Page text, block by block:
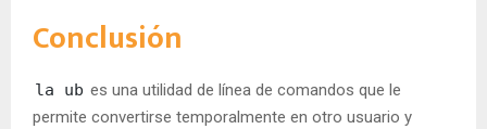
Conclusión
la ub es una utilidad de línea de comandos que le
permite convertirse temporalmente en otro usuario y